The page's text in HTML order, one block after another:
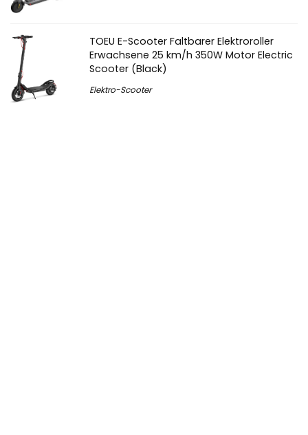
TOEU E-Scooter Faltbarer Elektroroller
Erwachsene 25 km/h 350W Motor Electric
Scooter (Black)
Elektro-Scooter